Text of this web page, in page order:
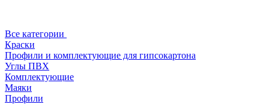
Все категории
Краски
Профили и комплектующие для гипсокартона
Углы ПВХ
Комплектующие
Маяки
Профили